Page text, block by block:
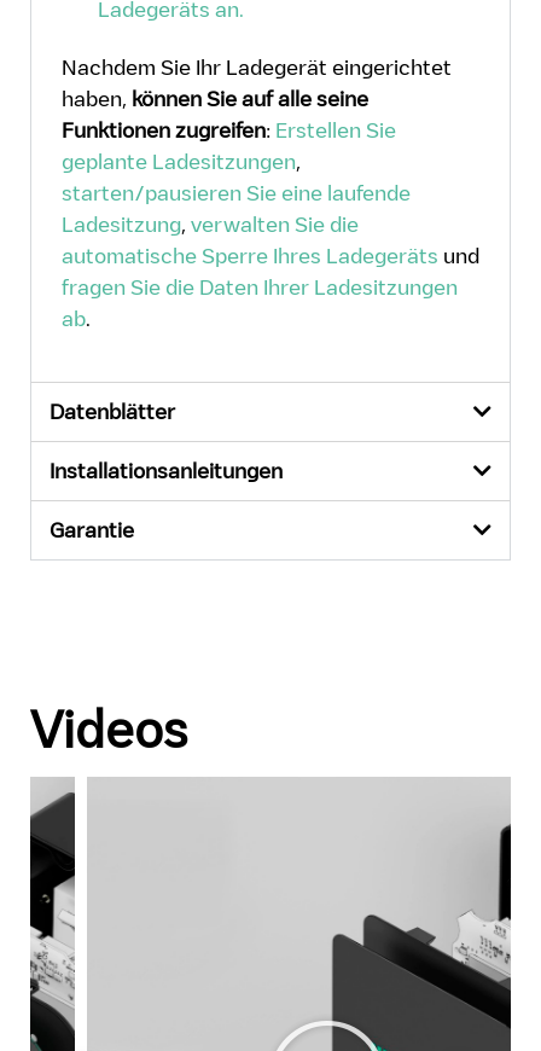
Ladegeräts an.
Nachdem Sie Ihr Ladegerät eingerichtet
haben,
können Sie auf alle seine
Funktionen zugreifen: Erstellen Sie
geplante Ladesitzungen
starten/pausieren Sie eine laufende
Ladesitzung verwalten Sie die
automatische Sperre Ihres Ladegeräts und
fragen Sie die Daten Ihrer Ladesitzungen
ab
Datenblätter
Installationsanleitungen
Garantie
Videos